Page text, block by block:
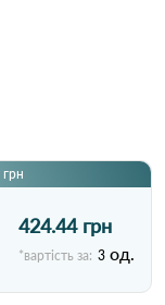
424.44 грн
*вартість за: 3 од.